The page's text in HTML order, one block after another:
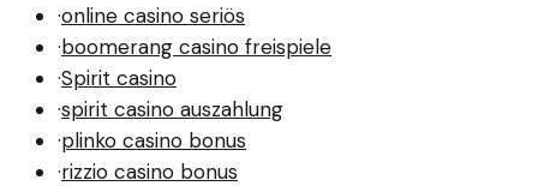
·online casino seriös
·boomerang casino freispiele
·Spirit casino
·spirit casino auszahlung
·plinko casino bonus
·rizzio casino bonus